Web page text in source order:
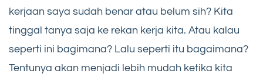
kerjaan saya sudah benar atau belum sih? Kita
tinggal tanya saja ke rekan kerja kita. Atau kalau
seperti ini bagimana? Lalu seperti itu bagaimana?
Tentunya akan menjadi lebih mudah ketika kita